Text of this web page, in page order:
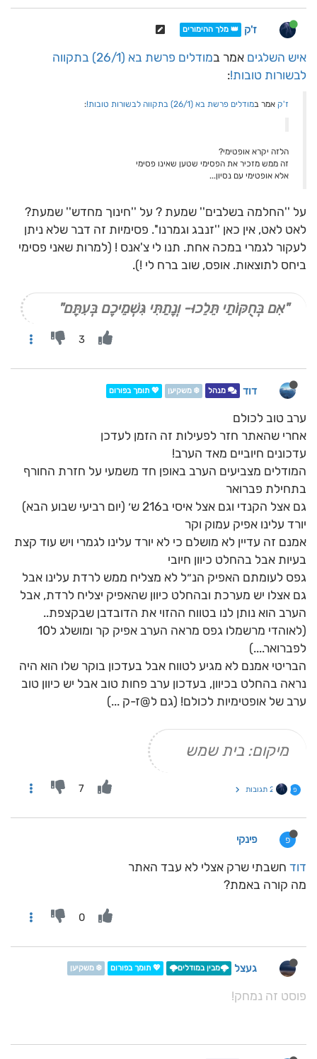
ז'ק 👑 מלך ההימורים
איש השלגים אמר ב
מודלים פרשת בא (26/1) בתקווה
לבשורות טובות!:
ז'ק אמר במודלים פרשת בא (26/1) בתקווה לבשורות טובות! :
הלזה יקרא אופטימי?
זה ממש מזכיר את הפסימי שטען שאינו פסימי
אלא אופטימי עם נסיון...
על ''החלמה בשלבים'' שמעת ? על ''חינוך מחדש'' שמעת?
לאט לאט, אין כאן ''זנבג וגמרנו''. פסימיות זה דבר שלא ניתן
לעקור לגמרי במכה אחת. תנו לי צ'אנס ! (למרות שאני פסימי
ביחס לתוצאות. אופס, שוב ברח לי !).
"אִם בְּחֻקּוֹתַי תֵּלֵכוּ- וְנָתַתִּי גִּשְׁמֵיכֶם בְּעִתָּם"
3
דוד מנהל ❄️ משקיען 💖 תומך בפורום
ערב טוב לכולם
אחרי שהאתר חזר לפעילות זה הזמן לעדכן
עדכונים חיוביים מאד הערב!
המודלים מצביעים הערב באופן חד משמעי על חזרת החורף
בתחילת פברואר
גם אצל הקנדי וגם אצל איסי ב216 ש׳ (יום רביעי שבוע הבא)
יורד עלינו אפיק עמוק וקר
אמנם זה עדיין לא מושלם כי לא יורד עלינו לגמרי ויש עוד קצת
בעיות אבל בהחלט כיוון חיובי
גפס לעומתם האפיק הנ״ל לא מצליח ממש לרדת עלינו אבל
גם אצלו יש מערכת ובהחלט כיוון שהאפיק יצליח לרדת, אבל
הערב הוא נותן לנו בטווח ההזוי את הדובדבן שבקצפת..
(לאוהדי מרשמלו גפס מראה הערב אפיק קר ומושלג ל10
לפברואר....)
הבריטי אמנם לא מגיע לטווח אבל בעדכון בוקר שלו הוא היה
נראה בהחלט בכיוון, בעדכון ערב פחות טוב אבל יש כיוון טוב
ערב של אופטימיות לכולם! (גם ל@ז-ק ...)
מיקום: בית שמש
פ 2 תגובות 7
פ פינקי
דוד חשבתי שרק אצלי לא עבד האתר
מה קורה באמת?
0
געצל 🌩️מבין במודלים🌩️ 💖 תומך בפורום ❄️ משקיען
פוסט זה נמחק!